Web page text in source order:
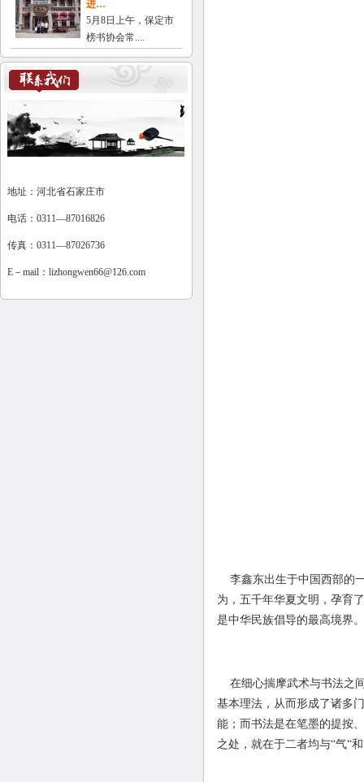
进…
5月8日上午，保定市
榜书协会常....
地址：河北省石家庄市
电话：0311—87016826
传真：0311—87026736
E－mail： lizhongwen66@126.com
李鑫东出生于中国西部的
为，五千年华夏文明，孕育
是中华民族倡导的最高境界
在细心揣摩武术与书法之
基本理法，从而形成了诸多
能；而书法是在笔墨的提按
之处，就在于二者均与“气“